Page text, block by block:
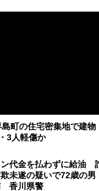
島町の住宅密集地で建物
3人軽傷か
ン代金を払わずに給油
未遂の疑いで72歳の男
香川県警